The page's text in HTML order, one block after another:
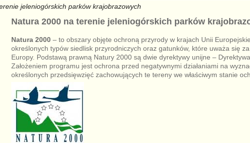
jeleniogórskich parków krajobrazowych
Natura 2000 na terenie jeleniogórskich parków
Natura 2000– to obszary objęte ochroną przyrody w krajach Unii
określonych typów siedlisk przyrodniczych oraz gatunków, które uważa się
Europy. Podstawą prawną Natury 2000 są dwie dyrektywy unijne –
Założeniem programu jest ochrona przed negatywnymi działaniami na
określonych przedsięwzięć zachowujących te tereny we właściwym stanie